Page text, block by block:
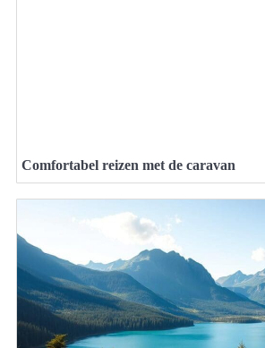
Comfortabel reizen met de caravan